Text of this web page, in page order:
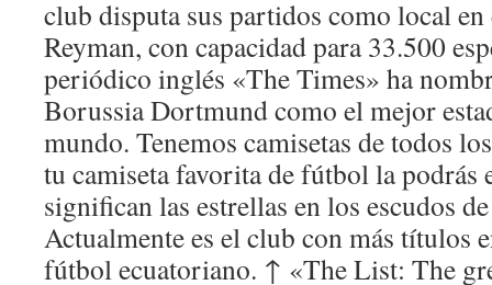
club disputa sus partidos como local
Reyman, con capacidad para 33.500
periódico inglés «The Times» ha
Borussia Dortmund como el mejor
mundo. Tenemos camisetas de todos
tu camiseta favorita de fútbol la podrás
significan las estrellas en los escudos
Actualmente es el club con más títulos
fútbol ecuatoriano. ↑ «The List: The